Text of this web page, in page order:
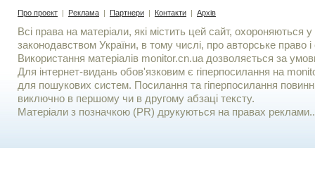
Про проект | Реклама | Партнери | Контакти | Архів
Всі права на матеріали, які містить цей сайт, охороняються у
законодавством України, в тому числі, про авторське право і
Використання матерiалiв monitor.cn.ua дозволяється за
Для iнтернет-видань обов'язковим є гiперпосилання на
для пошукових систем. Посилання та гіперпосилання
виключно в першому чи в другому абзаці тексту.
Матеріали з позначкою (PR) друкуються на правах реклами..